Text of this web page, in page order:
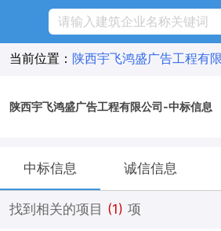
当前位置： 陕西宇飞鸿盛广告工程有
陕西宇飞鸿盛广告工程有限公司-中标信息
中标信息 诚信信息
找到相关的项目 (1) 项